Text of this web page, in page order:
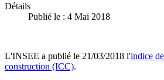
Détails
Publié le : 4 Mai 2018
L'INSEE a publié le 21/03/2018 l'indice
construction (ICC).